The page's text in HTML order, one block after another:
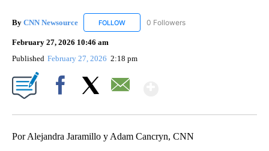
By CNN Newsource FOLLOW FOLLOW "CNN NEWSOURCE" TO RECEIVE
0 Followers
February 27, 2026 10:46 am
Published February 27, 2026 2:18 pm
Por Alejandra Jaramillo y Adam Cancryn, CNN